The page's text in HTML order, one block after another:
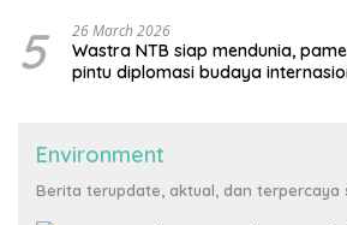
5 26 March 2026
Wastra NTB siap mendunia,
pintu diplomasi budaya
Environment
Berita terupdate, aktual, dan terpercaya